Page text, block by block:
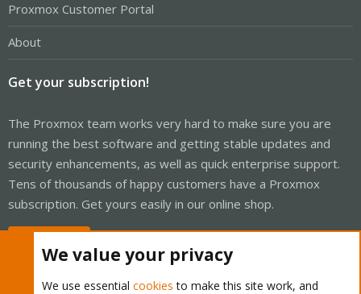
Proxmox Customer Portal
About
Get your subscription!
The Proxmox team works very hard to make sure you are
running the best software and getting stable updates and
security enhancements, as well as quick enterprise support.
Tens of thousands of happy customers have a Proxmox
subscription. Get yours easily in our online shop.
We value your privacy
We use essential cookies to make this site work, and